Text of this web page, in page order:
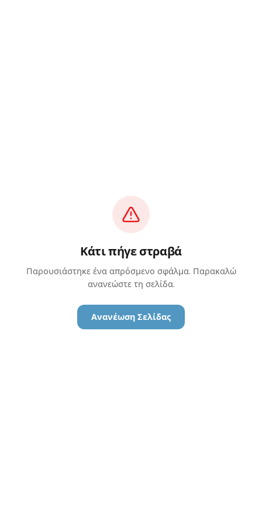
Κάτι πήγε στραβά
Παρουσιάστηκε ένα απρόσμενο σφάλμα. Παρακαλώ
ανανεώστε τη σελίδα.
Ανανέωση Σελίδας